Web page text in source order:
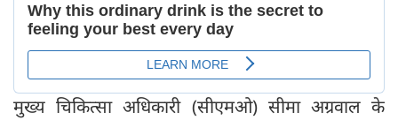
मुख्‍य चिकित्‍सा अधिकारी (सीएमओ) सीमा अग्रवाल के